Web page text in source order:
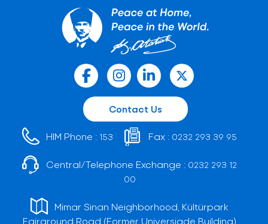
Contact Us
HIM Phone : 153 Fax : 0232 293 39 95
Central/Telephone Exchange : 0232 293 12
00
Mimar Sinan Neighborhood, Kültürpark
Fairground Road (Former Universiade Building)